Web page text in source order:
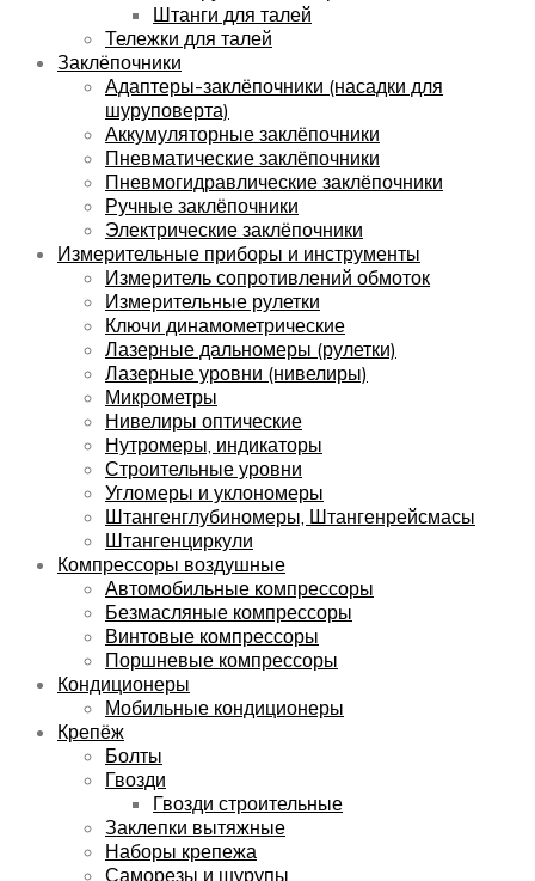
Штанги для талей
Тележки для талей
Заклёпочники
Адаптеры-заклёпочники (насадки для
шуруповерта)
Аккумуляторные заклёпочники
Пневматические заклёпочники
Пневмогидравлические заклёпочники
Ручные заклёпочники
Электрические заклёпочники
Измерительные приборы и инструменты
Измеритель сопротивлений обмоток
Измерительные рулетки
Ключи динамометрические
Лазерные дальномеры (рулетки)
Лазерные уровни (нивелиры)
Микрометры
Нивелиры оптические
Нутромеры, индикаторы
Строительные уровни
Угломеры и уклономеры
Штангенглубиномеры, Штангенрейсмасы
Штангенциркули
Компрессоры воздушные
Автомобильные компрессоры
Безмасляные компрессоры
Винтовые компрессоры
Поршневые компрессоры
Кондиционеры
Мобильные кондиционеры
Крепёж
Болты
Гвозди
Гвозди строительные
Заклепки вытяжные
Наборы крепежа
Саморезы и шурупы